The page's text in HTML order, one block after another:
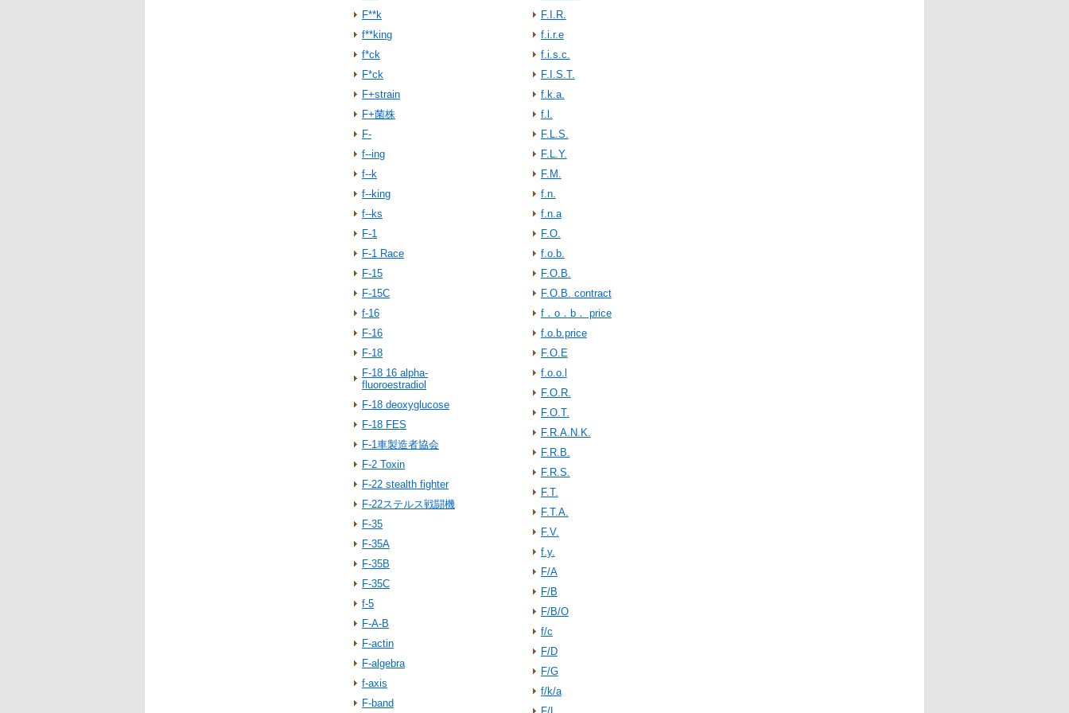
F**k
f**king
f*ck
F*ck
F+strain
F+菌株
F-
f--ing
f--k
f--king
f--ks
F-1
F-1 Race
F-15
F-15C
f-16
F-16
F-18
F-18 16 alpha-
fluoroestradiol
F-18 deoxyglucose
F-18 FES
F-1車製造者協会
F-2 Toxin
F-22 stealth fighter
F-22ステルス戦闘機
F-35
F-35A
F-35B
F-35C
f-5
F-A-B
F-actin
F-algebra
f-axis
F-band
F.I.R.
f.i.r.e
f.i.s.c.
F.I.S.T.
f.k.a.
f.l.
F.L.S.
F.L.Y.
F.M.
f.n.
f.n.a
F.O.
f.o.b.
F.O.B.
F.O.B. contract
f．o．b． price
f.o.b.price
F.O.E
f.o.o.l
F.O.R.
F.O.T.
F.R.A.N.K.
F.R.B.
F.R.S.
F.T.
F.T.A.
F.V.
f.y.
F/A
F/B
F/B/O
f/c
F/D
F/G
f/k/a